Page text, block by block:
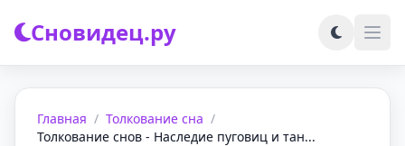
Сновидец.ру
Главная / Толкование сна /
Толкование снов - Наследие пуговиц и тан...